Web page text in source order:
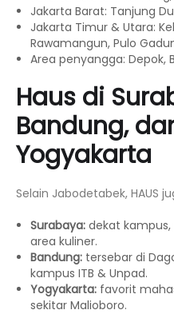
Jakarta Barat: Tanjung
Jakarta Timur & Utara:
Rawamangun, Pulo
Area penyangga: Depok,
Haus di
Bandung,
Yogyakarta
Selain Jabodetabek, HAUS
Surabaya: dekat
area kuliner.
Bandung: tersebar di
kampus ITB & Unpad.
Yogyakarta: favorit
sekitar Malioboro.